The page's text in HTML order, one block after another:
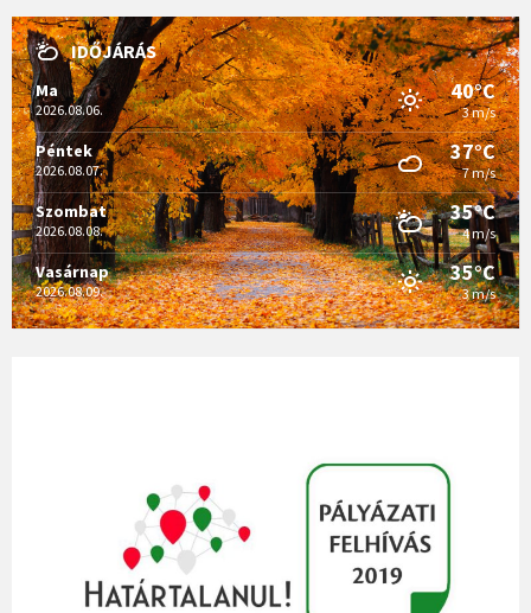
IDŐJÁRÁS
Ma
2026.08.06.
40°C
3 m/s
Péntek
2026.08.07.
37°C
7 m/s
Szombat
2026.08.08.
35°C
4 m/s
Vasárnap
2026.08.09.
35°C
3 m/s